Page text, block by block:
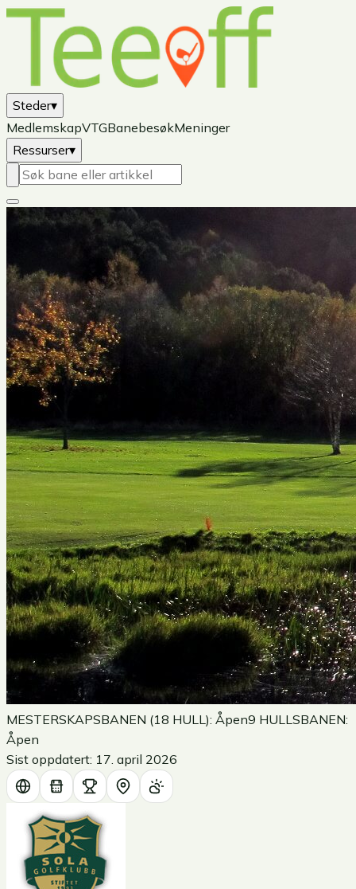
Steder▾
MedlemskapVTGBanebesøkMeninger
Ressurser▾
MESTERSKAPSBANEN (18 HULL): Åpen9 HULLSBANEN:
Åpen
Sist oppdatert: 17. april 2026